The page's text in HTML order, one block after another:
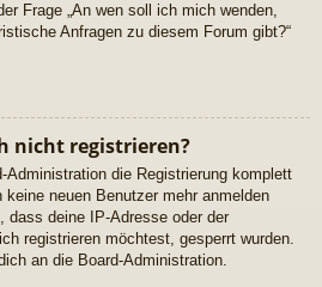
Frage „An wen soll ich mich wenden,
Anfragen zu diesem Forum gibt?“
nicht registrieren?
die Registrierung komplett
neuen Benutzer mehr anmelden
dass deine IP-Adresse oder der
registrieren möchtest, gesperrt wurden.
an die Board-Administration.